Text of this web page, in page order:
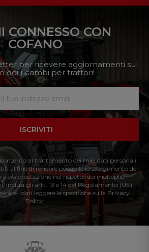
CONNESSO CON
COFANO
per ricevere aggiornamenti sul
dei ricambi per trattori!
ISCRIVITI
al trattamento dei miei dati personali.
al fine di rendere possibile lo svolgimento del
e/o prestazione nel rispetto dei molteplici
inclusi gli artt. 13 e 14 del Regolamento (UE)
i dati leggere le specifiche sulla Privacy
Policy.